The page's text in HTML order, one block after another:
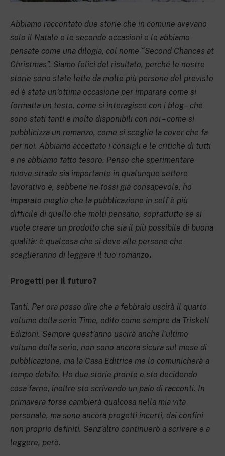
Abbiamo raccontato due storie che in comune avevano
solo il Natale e le seconde occasioni e le abbiamo
pensate come una dilogia, col nome “Second Chances at
Christmas”. Siamo felici del risultato, perché le nostre
storie sono state lette da molte più persone del previsto
ed è stata un’ottima occasione per imparare come si
formatta un testo, come si interagisce con i blog – che
sono stati tanti e molto disponibili con noi – come si
pubblicizza un romanzo, come si sceglie la cover che fa
per noi. Abbiamo accettato i consigli e le critiche di tutti
e ne abbiamo fatto tesoro. Penso che sperimentare
nuove strade sia importante in qualunque settore
lavorativo e, sebbene ne fossi già consapevole, ho
imparato meglio che la pubblicazione in self è più
difficile di quello che molti pensano, soprattutto se si
vuole creare un prodotto che sia il più possibile di buona
qualità: è qualcosa che si deve alle persone che
sceglieranno di leggere il tuo romanzo.
Progetti per il futuro?
Tanti. Per ora posso dire che a febbraio uscirà il quarto
volume della serie Time, edito come sempre da Triskell
Edizioni. Sempre quest’anno uscirà anche l’ultimo
volume della serie, non sono ancora sicura sul mese di
pubblicazione, ma la Casa Editrice me lo comunicherà a
tempo debito. Ho due storie pronte e sto decidendo
cosa farne, inoltre sto scrivendo un paio di racconti. In
primavera forse cambierà qualcosa nella mia vita
personale, ma sono ancora progetti incerti, dai confini
non proprio definiti. Senz’altro continuerò a scrivere e a
leggere, però.